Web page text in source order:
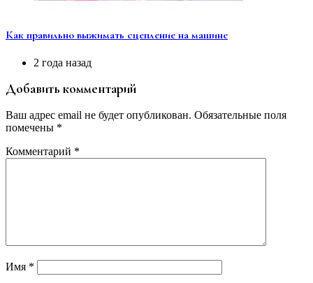
Как правильно выжимать сцепление на машине
2 года назад
Добавить комментарий
Ваш адрес email не будет опубликован. Обязательные поля
помечены *
Комментарий *
Имя *